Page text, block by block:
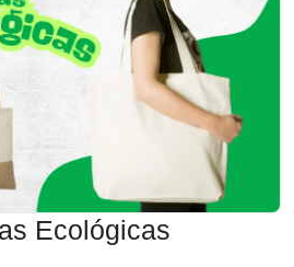
Ecológicas